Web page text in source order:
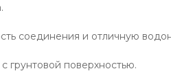
соединения и отличную
грунтовой поверхностью.